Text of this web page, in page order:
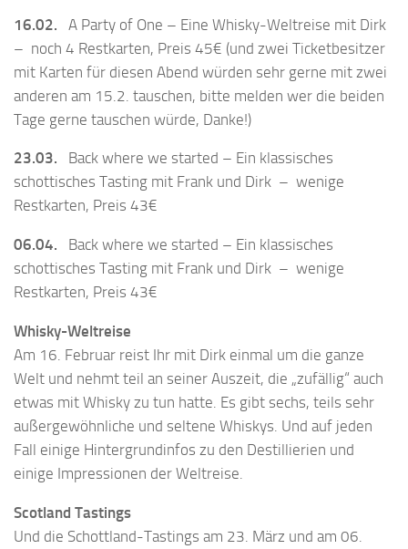
16.02. A Party of One – Eine Whisky-Weltreise mit Dirk
– noch 4 Restkarten, Preis 45€ (und zwei Ticketbesitzer
mit Karten für diesen Abend würden sehr gerne mit zwei
anderen am 15.2. tauschen, bitte melden wer die beiden
Tage gerne tauschen würde, Danke!)
23.03. Back where we started – Ein klassisches
schottisches Tasting mit Frank und Dirk – wenige
Restkarten, Preis 43€
06.04. Back where we started – Ein klassisches
schottisches Tasting mit Frank und Dirk – wenige
Restkarten, Preis 43€
Whisky-Weltreise
Am 16. Februar reist Ihr mit Dirk einmal um die ganze
Welt und nehmt teil an seiner Auszeit, die „zufällig“ auch
etwas mit Whisky zu tun hatte. Es gibt sechs, teils sehr
außergewöhnliche und seltene Whiskys. Und auf jeden
Fall einige Hintergrundinfos zu den Destillierien und
einige Impressionen der Weltreise.
Scotland Tastings
Und die Schottland-Tastings am 23. März und am 06.